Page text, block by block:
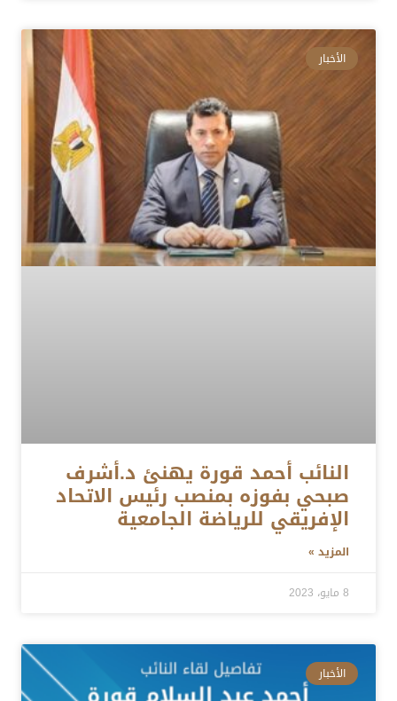
الأخبار
النائب أحمد قورة يهنئ د.أشرف
صبحي بفوزه بمنصب رئيس الاتحاد
الإفريقي للرياضة الجامعية
المزيد »
8 مايو، 2023
الأخبار